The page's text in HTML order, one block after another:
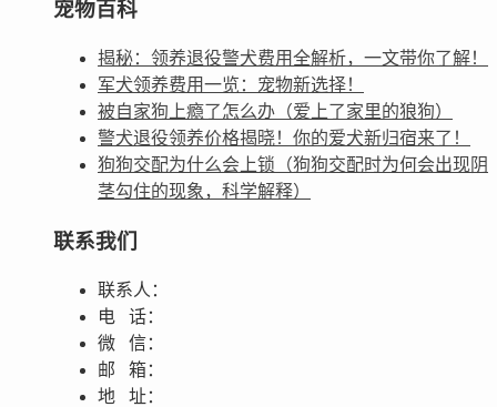
宠物百科
揭秘：领养退役警犬费用全解析，一文带你了解！
军犬领养费用一览：宠物新选择！
被自家狗上瘾了怎么办（爱上了家里的狼狗）
警犬退役领养价格揭晓！你的爱犬新归宿来了！
狗狗交配为什么会上锁（狗狗交配时为何会出现阴
茎勾住的现象，科学解释）
联系我们
联系人：
电 话：
微 信：
邮 箱：
地 址：